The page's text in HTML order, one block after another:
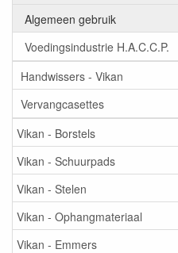
Algemeen gebruik
Voedingsindustrie H.A.C.C.P.
Handwissers - Vikan
Vervangcasettes
Vikan - Borstels
Vikan - Schuurpads
Vikan - Stelen
Vikan - Ophangmateriaal
Vikan - Emmers